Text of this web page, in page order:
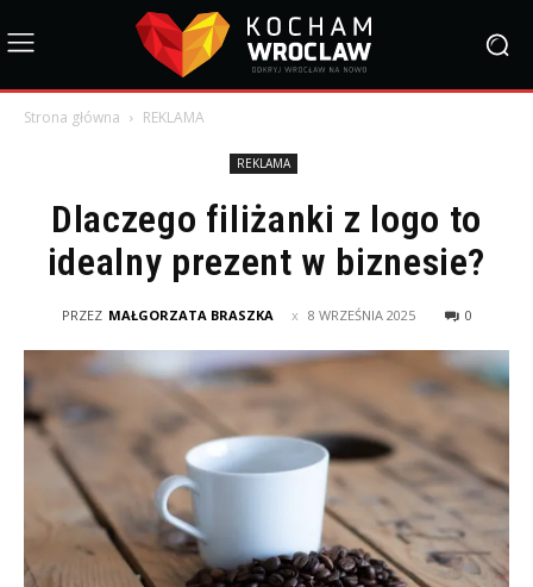
Strona główna REKLAMA
REKLAMA
Dlaczego filiżanki z logo to
idealny prezent w biznesie?
PRZEZ MAŁGORZATA BRASZKA 8 WRZEŚNIA 2025 0